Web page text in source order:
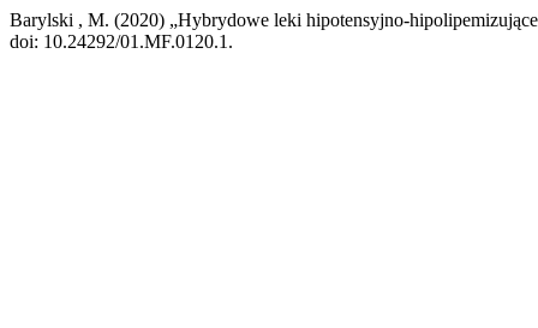
Barylski , M. (2020) „Hybrydowe leki hipotensyjno-
doi: 10.24292/01.MF.0120.1.